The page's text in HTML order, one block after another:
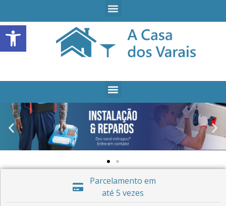
Open toolbar
Parcelamento em
até 5 vezes